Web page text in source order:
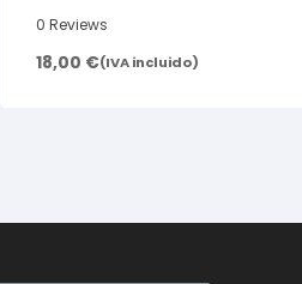
0 Reviews
18,00 €(IVA incluido)